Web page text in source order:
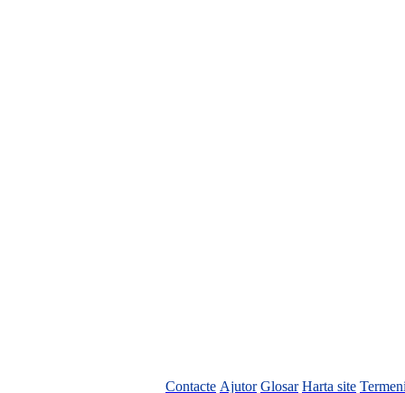
Contacte Ajutor Glosar Harta site